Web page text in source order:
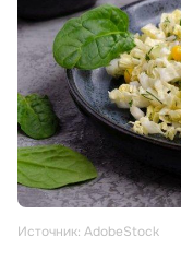
Источник: AdobeStock